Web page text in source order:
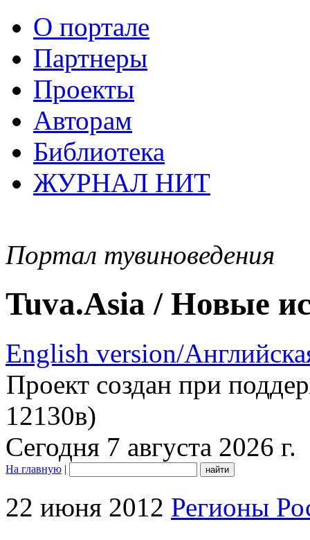
О портале
Партнеры
Проекты
Авторам
Библиотека
ЖУРНАЛ НИТ
Портал тувиноведения
Tuva.Asia / Новые
English version/
Проект создан при
12130в)
Сегодня 7 августа 2026 г.
На главную |
22 июня 2012 Регионы